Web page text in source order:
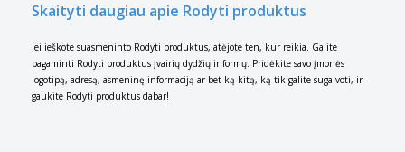
Skaityti daugiau apie Rodyti produktus
Jei ieškote suasmeninto Rodyti produktus, atėjote ten, kur reikia. Galite
pagaminti Rodyti produktus įvairių dydžių ir formų. Pridėkite savo įmonės
logotipą, adresą, asmeninę informaciją ar bet ką kitą, ką tik galite sugalvoti, ir
gaukite Rodyti produktus dabar!